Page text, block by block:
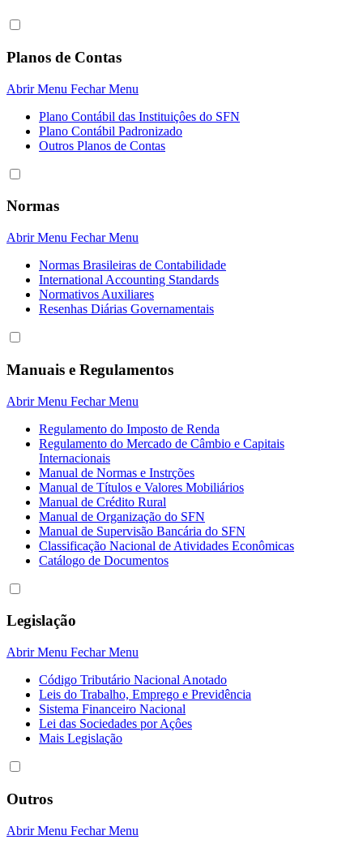
Planos de Contas
Abrir Menu Fechar Menu
Plano Contábil das Instituiçôes do SFN
Plano Contábil Padronizado
Outros Planos de Contas
Normas
Abrir Menu Fechar Menu
Normas Brasileiras de Contabilidade
International Accounting Standards
Normativos Auxiliares
Resenhas Diárias Governamentais
Manuais e Regulamentos
Abrir Menu Fechar Menu
Regulamento do Imposto de Renda
Regulamento do Mercado de Câmbio e Capitais
Internacionais
Manual de Normas e Instrções
Manual de Títulos e Valores Mobiliários
Manual de Crédito Rural
Manual de Organização do SFN
Manual de Supervisão Bancária do SFN
Classificação Nacional de Atividades Econômicas
Catálogo de Documentos
Legislação
Abrir Menu Fechar Menu
Código Tributário Nacional Anotado
Leis do Trabalho, Emprego e Previdência
Sistema Financeiro Nacional
Lei das Sociedades por Açôes
Mais Legislação
Outros
Abrir Menu Fechar Menu